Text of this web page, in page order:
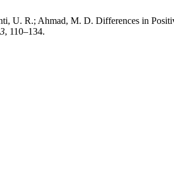
U. R.; Ahmad, M. D. Differences in
, 110–134.